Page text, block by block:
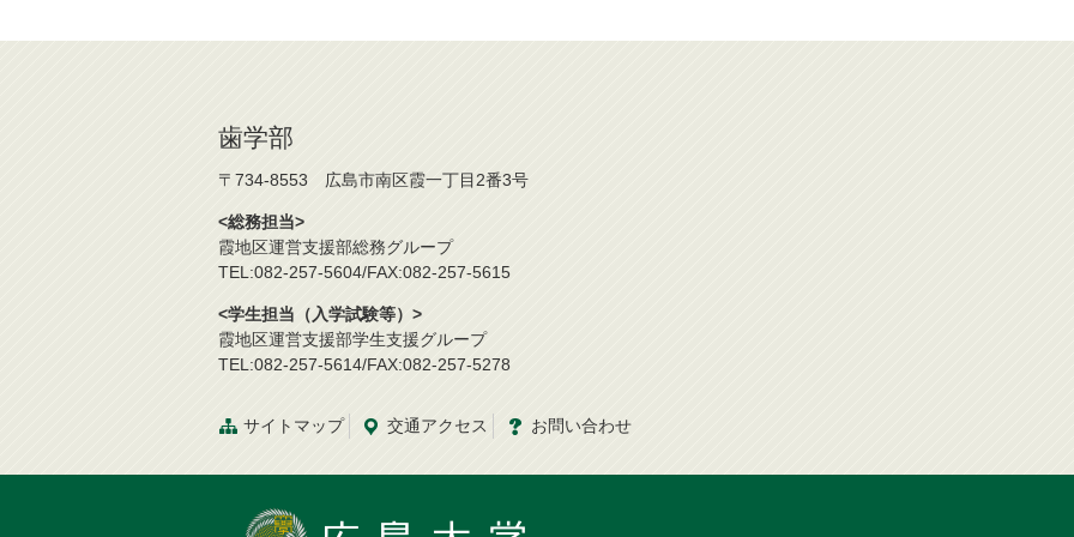
歯学部
〒734-8553 広島市南区霞一丁目2番3号
<総務担当>
霞地区運営支援部総務グループ
TEL:082-257-5604/FAX:082-257-5615
<学生担当（入学試験等）>
霞地区運営支援部学生支援グループ
TEL:082-257-5614/FAX:082-257-5278
サイトマップ 交通アクセス お問い合わせ